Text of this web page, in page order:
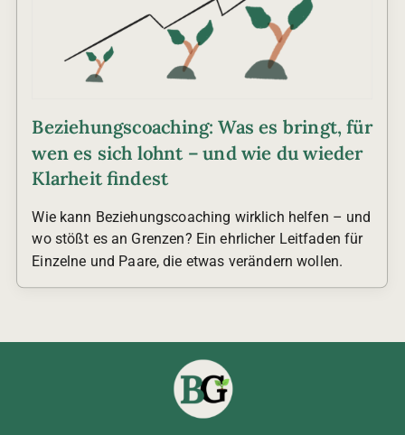
Beziehungscoaching: Was es bringt, für
wen es sich lohnt – und wie du wieder
Klarheit findest
Wie kann Beziehungscoaching wirklich helfen – und
wo stößt es an Grenzen? Ein ehrlicher Leitfaden für
Einzelne und Paare, die etwas verändern wollen.